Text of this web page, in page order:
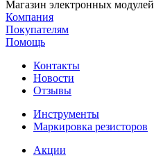
Магазин электронных модулей
Компания
Покупателям
Помощь
Контакты
Новости
Отзывы
Инструменты
Маркировка резисторов
Акции